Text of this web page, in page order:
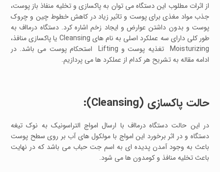
از اثرات مطلوب این دستگاه می توان به پاکسازی و تخلیه منفاذ باز پوست،
جذب مواد مغذی برای پوست و تاثیر زیاد در کاهش خطوط چین و چروک
پوست و بدون داشتن عوارض و ایجاد زخم اشاره کرد. دستگاه درمااف به
طور کلی دارای سه عملکرد اصلی به نام های Cleansing یا پاکسازی منافذ،
Moisturizing تغذیه پوست و Lifting استحکام پوست می باشد. در
ادامه مقاله به تشریح هر کدام از عملکرد ها می پردازیم.
حالت پاکسازی (Cleansing):
در این حالت دستگاه درمااف با ارسال امواج التراسونیک به نوک تیغه
دستگاه و در اثر برخورد این امواج با مولکول های آب بر روی سطح پوست
باعث به وجود آمدن پدیده ای به اسم جت حباب می باشد که در نهایت
باعث تخلیه منافذ و کومدون ها می شود.